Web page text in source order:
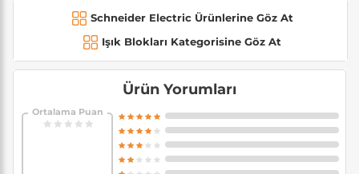
Schneider Electric Ürünlerine Göz At
Işık Blokları Kategorisine Göz At
Ürün Yorumları
Ortalama Puan